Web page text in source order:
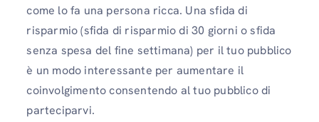
come lo fa una persona ricca. Una sfida di
risparmio (sfida di risparmio di 30 giorni o sfida
senza spesa del fine settimana) per il tuo pubblico
è un modo interessante per aumentare il
coinvolgimento consentendo al tuo pubblico di
parteciparvi.